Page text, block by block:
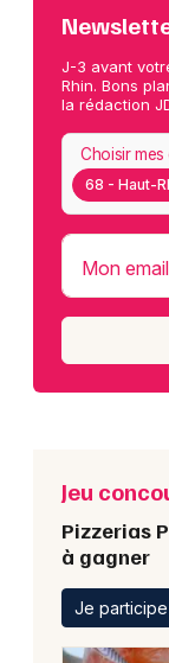
J-3 avant
Rhin. Bons
la rédaction
68 - Haut-
Choisir
Mon email
Jeu
Pizzerias
à gagner
Je participe